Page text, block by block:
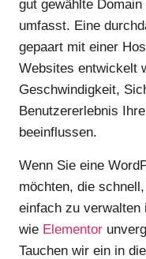
gut gewählte
umfasst. Eine
gepaart mit einer
Websites entwickelt
Geschwindigkeit,
Benutzererlebnis
beeinflussen.
Wenn Sie eine
möchten, die
einfach zu
wie Elementor
Tauchen wir ein in